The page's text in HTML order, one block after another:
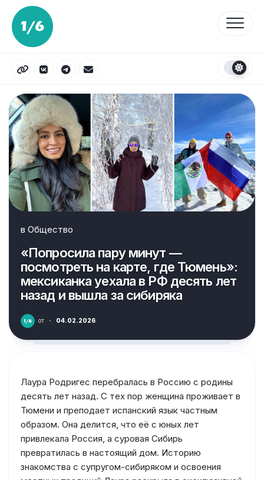
Перейти
содержанию
в Общество
«Попросила пару минут —
посмотреть на карте, где Тюмень»:
мексиканка уехала в РФ десять лет
назад и вышла за сибиряка
от · 04.02.2026
Лаура Родригес перебралась в Россию с родины
десять лет назад. С тех пор женщина проживает в
Тюмени и преподает испанский язык частным
образом. Она делится, что её с юных лет
привлекала Россия, а суровая Сибирь
превратилась в настоящий дом. Историю
знакомства с супругом-сибиряком и освоения